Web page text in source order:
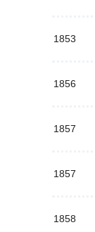
1853
1856
1857
1857
1858